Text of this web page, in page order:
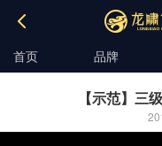
首页 品牌
【示范】三